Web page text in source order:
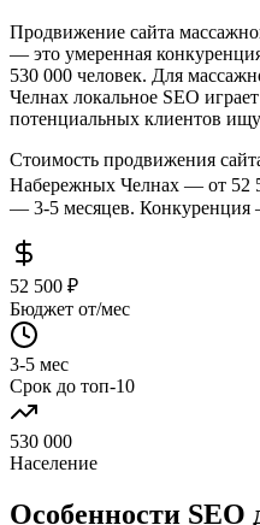
Продвижение сайта
— это умеренная
530 000 человек. Для
Челнах локальное SEO
потенциальных клиентов
Стоимость продвижения
Набережных Челнах — от 52
— 3-5 месяцев. Конкуренция
52 500 ₽
Бюджет от/мес
3-5 мес
Срок до топ-10
530 000
Население
Особенности SEO